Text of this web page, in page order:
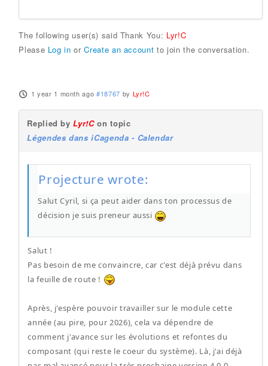
The following user(s) said Thank You: Lyr!C
Please Log in orCreate an account to join the conversation.
1 year 1 month ago #18767 by Lyr!C
Replied byLyr!Con topic
Légendes dans iCagenda - Calendar
Projecture wrote:
Salut Cyril, si ça peut aider dans ton processus de
décision je suis preneur aussi
Salut !
Pas besoin de me convaincre, car c'est déjà prévu dans
la feuille de route !
Après, j'espère pouvoir travailler sur le module cette
année (au pire, pour 2026), cela va dépendre de
comment j'avance sur les évolutions et refontes du
composant (qui reste le coeur du système). Là, j'ai déjà